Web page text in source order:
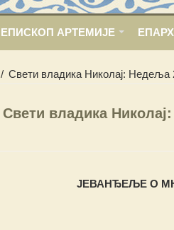
ЕПИСКОП АРТЕМИЈЕ
/ Свети владика Николај: Недеља
Свети владика
ЈЕВАНЂЕЉЕ О